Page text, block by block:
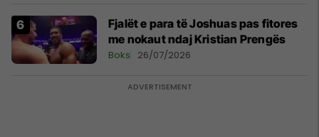
Fjalët e para të Joshuas pas fitores
me nokaut ndaj Kristian Prengës
Boks 26/07/2026